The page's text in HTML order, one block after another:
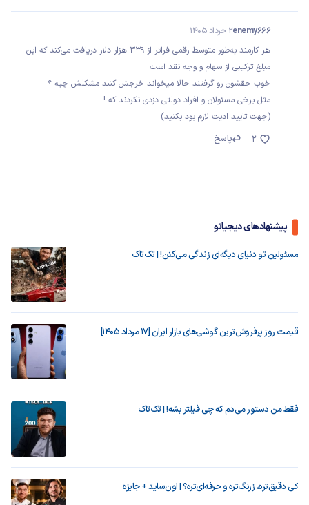
enemy6662 خرداد 1405
هر کارمند به‌طور متوسط رقمی فراتر از ۳۳۹ هزار دلار دریافت می‌کند که این
مبلغ ترکیبی از سهام و وجه نقد است
خوب حقشون رو گرفتند حالا میخواند خرجش کنند مشکلش چیه ؟
مثل برخی مسئولان و افراد دولتی دزدی نکردند که !
(جهت تایید ادیت لازم بود بکنید)
پاسخ
2
پیشنهادهای دیجیاتو
مسئولین تو دنیای دیگه‌ای زندگی می‌کنن! | تک‌تاک
قیمت روز پرفروش‌ترین گوشی‌های بازار ایران [17 مرداد 1405]
فقط من دستور می‌دم که چی فیلتر بشه! | تک‌تاک
کی دقیق‌تره، زرنگ‌تره و حرفه‌ای‌تره؟ | اون‌ساید + جایزه